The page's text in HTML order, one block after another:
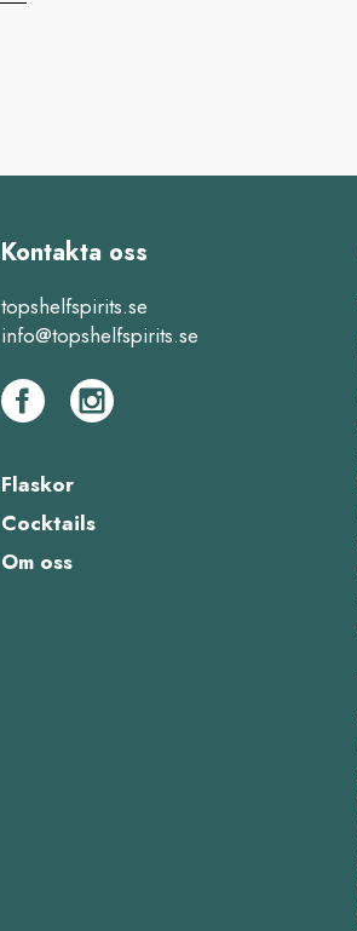
Kontakta oss
topshelfspirits.se
info@topshelfspirits.se
Flaskor
Cocktails
Om oss